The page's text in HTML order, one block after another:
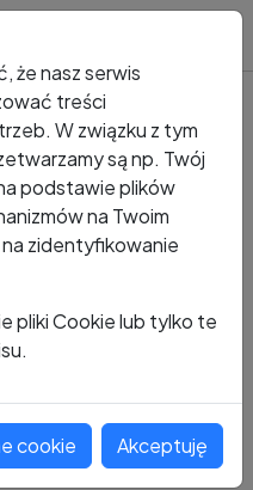
424
424
że nasz serwis
treści
W związku z tym
są np. Twój
podstawie plików
na Twoim
zidentyfikowanie
pliki Cookie lub tylko te
cookie Akceptuję